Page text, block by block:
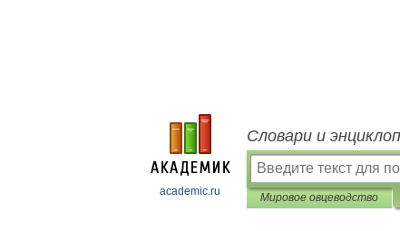
academic.ru
Словари и
Мировое овцеводство